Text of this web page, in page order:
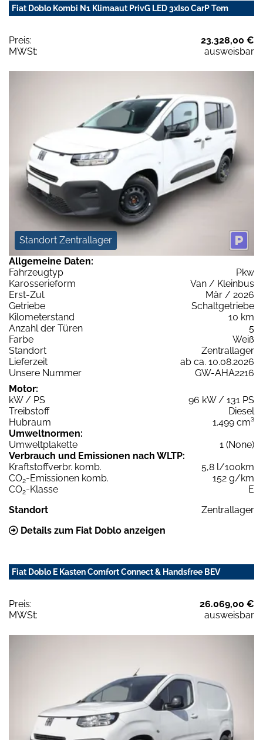
Fiat Doblo Kombi N1 Klimaaut PrivG LED 3xIso CarP Tem
Preis:
23.328,00 €
MWSt:
ausweisbar
Standort Zentrallager
Allgemeine Daten:
Fahrzeugtyp
Pkw
Karosserieform
Van / Kleinbus
Erst-Zul.
Mär / 2026
Getriebe
Schaltgetriebe
Kilometerstand
10 km
Anzahl der Türen
5
Farbe
Weiß
Standort
Zentrallager
Lieferzeit
ab ca. 10.08.2026
Unsere Nummer
GW-AHA2216
Motor:
kW / PS
96 kW / 131 PS
Treibstoff
Diesel
Hubraum
1.499 cm³
Umweltnormen:
Umweltplakette
1 (None)
Verbrauch und Emissionen nach WLTP:
Kraftstoffverbr. komb.
5,8 l/100km
CO2-Emissionen komb.
152 g/km
CO2-Klasse
E
Standort
Zentrallager
Details zum Fiat Doblo anzeigen
Fiat Doblo E Kasten Comfort Connect & Handsfree BEV
Preis:
26.069,00 €
MWSt:
ausweisbar